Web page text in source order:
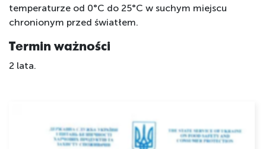
temperaturze od 0°C do 25°C w suchym miejscu
chronionym przed światłem.
Termin ważności
2 lata.